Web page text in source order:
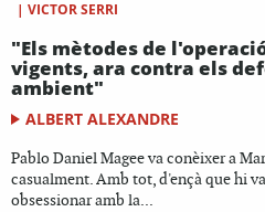
| VICTOR SERRI
"Els mètodes de
vigents, ara contra els
ambient"
ALBERT ALEXANDRE
Pablo Daniel Magee va conèixer a
casualment. Amb tot, d'ençà que hi
obsessionar amb la...